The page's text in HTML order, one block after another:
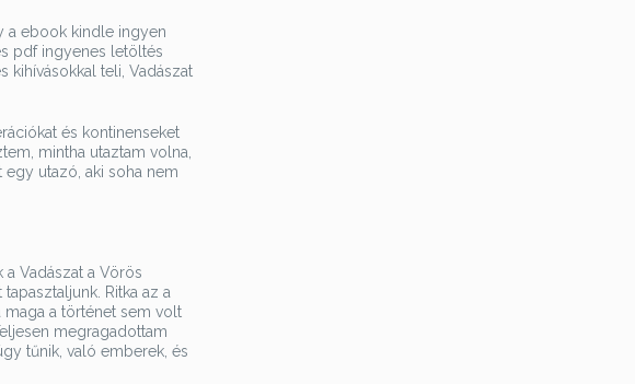
a ebook kindle ingyen
pdf ingyenes letöltés
teli, Vadászat
és kontinenseket
mintha utaztam volna,
utazó, aki soha nem
Vadászat a Vörös
Ritka az a
a történet sem volt
megragadottam
tűnik, való emberek, és